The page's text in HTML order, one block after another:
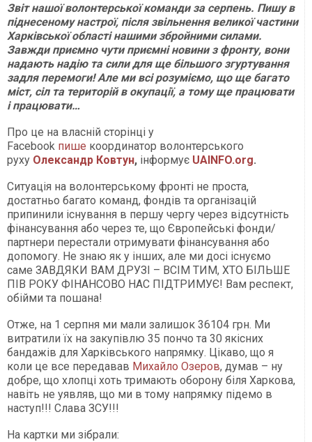
Звіт нашої волонтерської команди за серпень. Пишу в
піднесеному настрої, після звільнення великої частини
Харківської області нашими збройними силами.
Завжди приємно чути приємні новини з фронту, вони
надають надію та сили для ще більшого згуртування
задля перемоги! Але ми всі розуміємо, що ще багато
міст, сіл та територій в окупації, а тому ще працювати
і працювати…
Про це на власній сторінці у
Facebook пише координатор волонтерського
руху Олександр Ковтун, інформує UAINFO.org.
Ситуація на волонтерському фронті не проста,
достатньо багато команд, фондів та організацій
припинили існування в першу чергу через відсутність
фінансування або через те, що Європейські фонди/
партнери перестали отримувати фінансування або
допомогу. Не знаю як у інших, але ми досі існуємо
саме ЗАВДЯКИ ВАМ ДРУЗІ – ВСІМ ТИМ, ХТО БІЛЬШЕ
ПІВ РОКУ ФІНАНСОВО НАС ПІДТРИМУЄ! Вам респект,
обійми та пошана!
Отже, на 1 серпня ми мали залишок 36104 грн. Ми
витратили їх на закупівлю 35 пончо та 30 якісних
бандажів для Харківського напрямку. Цікаво, що я
коли це все передавав Михайло Озеров, думав – ну
добре, що хлопці хоть тримають оборону біля Харкова,
навіть не уявляв, що ми в тому напрямку підемо в
наступ!!! Слава ЗСУ!!!
На картки ми зібрали: